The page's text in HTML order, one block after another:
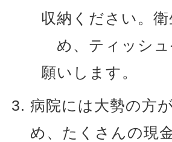
収納ください。
め、ティッシュ
願いします。
病院には大勢の方
め、たくさんの現